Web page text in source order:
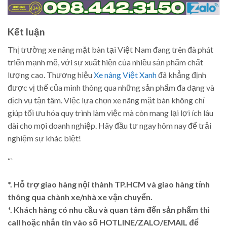
Kết luận
Thị trường xe nâng mặt bàn tại Việt Nam đang trên đà phát
triển mạnh mẽ, với sự xuất hiện của nhiều sản phẩm chất
lượng cao. Thương hiệuXe nâng Việt Xanhđã khẳng định
được vị thế của mình thông qua những sản phẩm đa dạng và
dịch vụ tận tâm. Việc lựa chọn xe nâng mặt bàn không chỉ
giúp tối ưu hóa quy trình làm việc mà còn mang lại lợi ích lâu
dài cho mọi doanh nghiệp. Hãy đầu tư ngay hôm nay để trải
nghiệm sự khác biệt!
“`
*. Hỗ trợ giao hàng nội thành TP.HCM và giao hàng tỉnh
thông qua chành xe/nhà xe vận chuyển.
*. Khách hàng có nhu cầu và quan tâm đến sản phẩm thì
call hoặc nhắn tin vào số HOTLINE/ZALO/EMAIL để